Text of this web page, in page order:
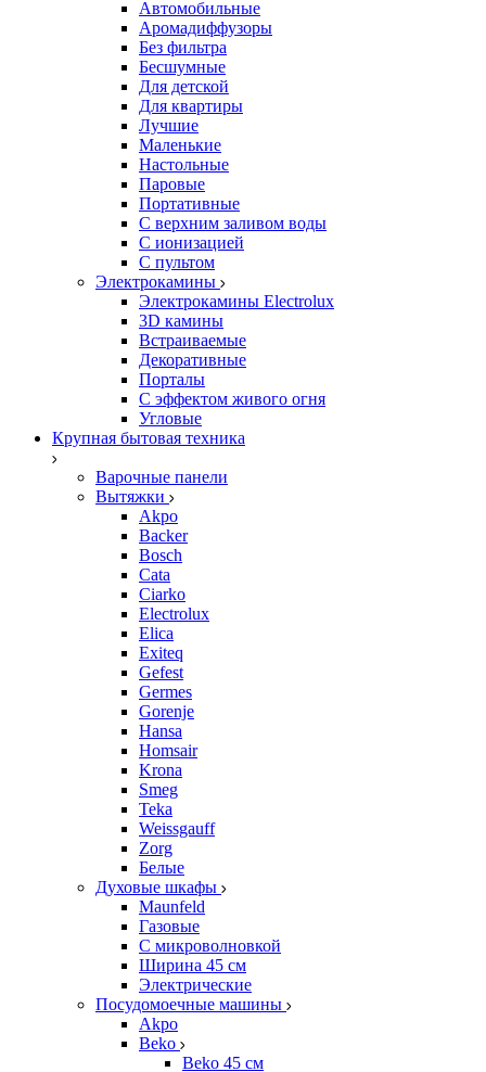
Автомобильные
Аромадиффузоры
Без фильтра
Бесшумные
Для детской
Для квартиры
Лучшие
Маленькие
Настольные
Паровые
Портативные
С верхним заливом воды
С ионизацией
С пультом
Электрокамины
Электрокамины Electrolux
3D камины
Встраиваемые
Декоративные
Порталы
С эффектом живого огня
Угловые
Крупная бытовая техника
Варочные панели
Вытяжки
Akpo
Backer
Bosch
Cata
Ciarko
Electrolux
Elica
Exiteq
Gefest
Germes
Gorenje
Hansa
Homsair
Krona
Smeg
Teka
Weissgauff
Zorg
Белые
Духовые шкафы
Maunfeld
Газовые
С микроволновкой
Ширина 45 см
Электрические
Посудомоечные машины
Akpo
Beko
Beko 45 см